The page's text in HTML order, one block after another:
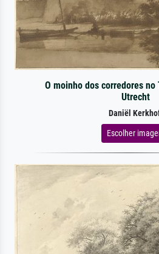
O moinho dos corredores
Utrecht
Daniël
Escolher